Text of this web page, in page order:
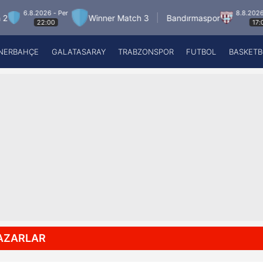
- Per
22:00
Winner Match 3 Bandırmaspor
8.8.2026 - Cum
17:00
GALATASARAY TRABZONSPOR FUTBOL